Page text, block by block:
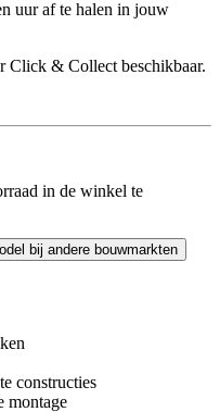
uur af te halen in jouw
Click & Collect beschikbaar.
in de winkel te
bij andere bouwmarkten
constructies
montage